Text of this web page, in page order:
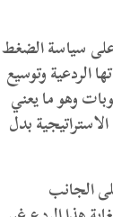
على سياسة الضغط
الردعية وتوسيع
وهو ما يعني
بدل
الجانب